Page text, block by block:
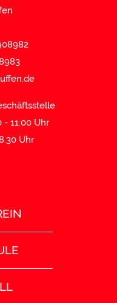
- 11:00 Uhr
Uhr